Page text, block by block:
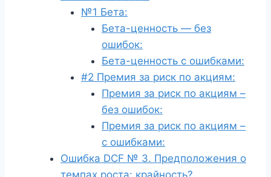
№1 Бета:
Бета-ценность — без
ошибок:
Бета-ценность с ошибками:
#2 Премия за риск по акциям:
Премия за риск по акциям –
без ошибок:
Премия за риск по акциям –
с ошибками:
Ошибка DCF № 3. Предположения о
темпах роста: крайность?